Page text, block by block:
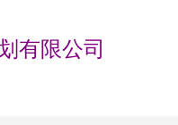
有限公司